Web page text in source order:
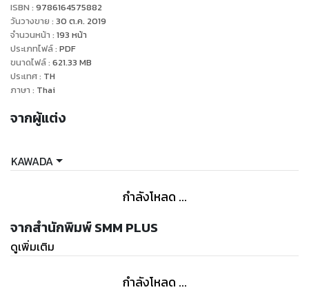
ISBN : 9786164575882
วันวางขาย : 30 ต.ค. 2019
จำนวนหน้า : 193 หน้า
ประเภทไฟล์: PDF
ขนาดไฟล์: 621.33 MB
ประเทศ: TH
ภาษา : Thai
จากผู้แต่ง
KAWADA
กำลังโหลด ...
จากสำนักพิมพ์ SMM PLUS
ดูเพิ่มเติม
กำลังโหลด ...